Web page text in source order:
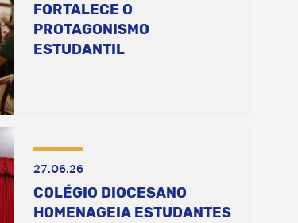
FORTALECE O
PROTAGONISMO
ESTUDANTIL
27.06.26
COLÉGIO DIOCESANO
HOMENAGEIA ESTUDANTES